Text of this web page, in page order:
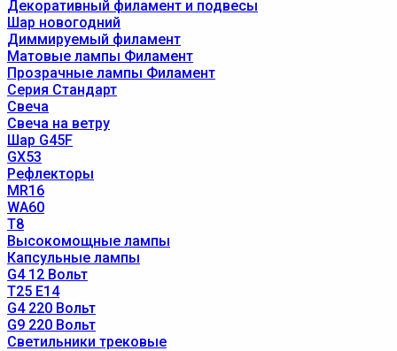
Декоративный филамент и подвесы
Шар новогодний
Диммируемый филамент
Матовые лампы Филамент
Прозрачные лампы Филамент
Серия Стандарт
Свеча
Свеча на ветру
Шар G45F
GX53
Рефлекторы
MR16
WA60
T8
Высокомощные лампы
Капсульные лампы
G4 12 Вольт
T25 E14
G4 220 Вольт
G9 220 Вольт
Светильники трековые